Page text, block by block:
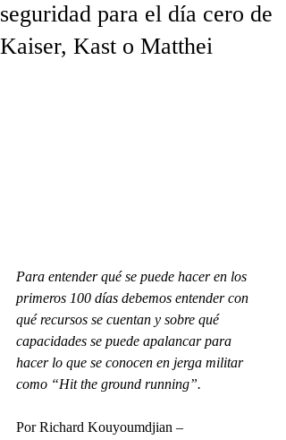
seguridad para el día cero de
Kaiser, Kast o Matthei
Para entender qué se puede hacer en los
primeros 100 días debemos entender con
qué recursos se cuentan y sobre qué
capacidades se puede apalancar para
hacer lo que se conocen en jerga militar
como “Hit the ground running”.
Por Richard Kouyoumdjian –